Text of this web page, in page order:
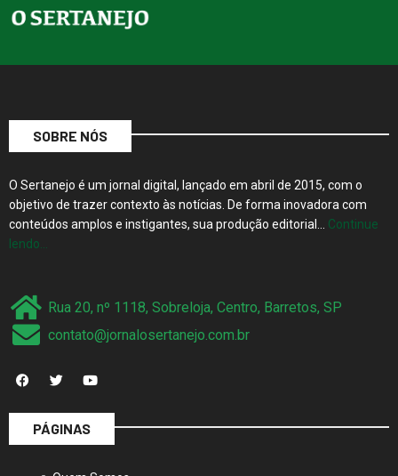
SOBRE NÓS
O Sertanejo é um jornal digital, lançado em abril de 2015, com o
objetivo de trazer contexto às notícias. De forma inovadora com
conteúdos amplos e instigantes, sua produção editorial… Continue
lendo…
Rua 20, nº 1118, Sobreloja, Centro, Barretos, SP
contato@jornalosertanejo.com.br
PÁGINAS